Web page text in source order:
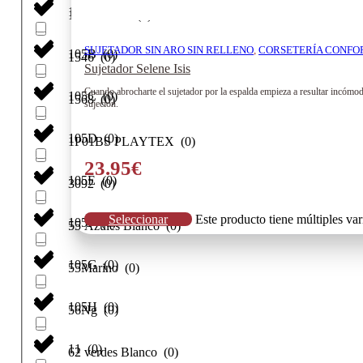
107 rs smart
1546 (0)
1568 (0)
1P01BS PLAYTEX (0)
3092 (0)
55 Azules Blanco (0)
55Marino (0)
56Ng (0)
62 verdes Blanco (0)
105A
105B (0)
105C (0)
105D (0)
105E (0)
105F 0)
105G (0)
105H (0)
11 (0)
SUJETADOR SIN ARO SIN RELLENO CORSETERÍA
Sujetador Selene Isis
Cuando abrocharte el sujetador por la espalda empieza a resultar
sujeción.
23.95€
Seleccionar Este producto tiene múltiples